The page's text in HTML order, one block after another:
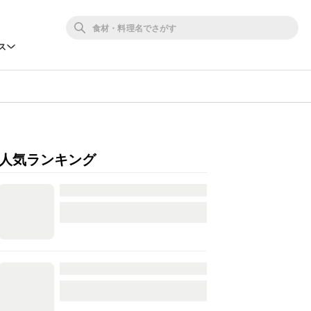
人気ランキング